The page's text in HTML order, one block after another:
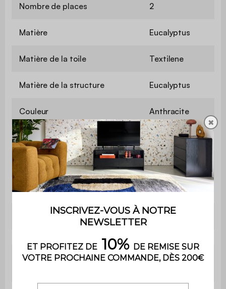
Nombre de places 2
Matière Eucalyptus
Matière de la toile Textilene
Matière de la structure Eucalyptus
Couleur Anthracite
Pliant Non
Inclinable Oui
Hauteur d'assise 34 cm
25 kg
Poids max.
110 kg
✖